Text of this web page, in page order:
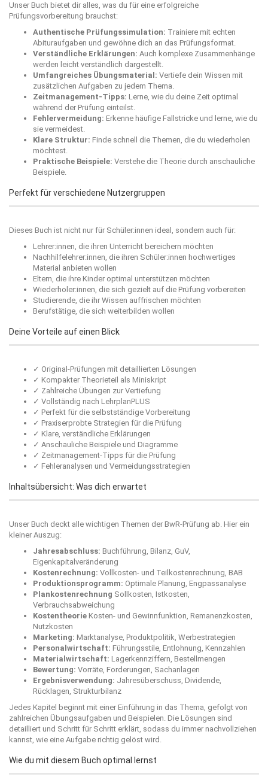
Unser Buch bietet dir alles, was du für eine erfolgreiche
Prüfungsvorbereitung brauchst:
Authentische Prüfungssimulation: Trainiere mit echten
Abituraufgaben und gewöhne dich an das Prüfungsformat.
Verständliche Erklärungen: Auch komplexe Zusammenhänge
werden leicht verständlich dargestellt.
Umfangreiches Übungsmaterial: Vertiefe dein Wissen mit
zusätzlichen Aufgaben zu jedem Thema.
Zeitmanagement-Tipps: Lerne, wie du deine Zeit optimal
während der Prüfung einteilst.
Fehlervermeidung: Erkenne häufige Fallstricke und lerne, wie du
sie vermeidest.
Klare Struktur: Finde schnell die Themen, die du wiederholen
möchtest.
Praktische Beispiele: Verstehe die Theorie durch anschauliche
Beispiele.
Perfekt für verschiedene Nutzergruppen
Dieses Buch ist nicht nur für Schüler:innen ideal, sondern auch für:
Lehrer:innen, die ihren Unterricht bereichern möchten
Nachhilfelehrer:innen, die ihren Schüler:innen hochwertiges
Material anbieten wollen
Eltern, die ihre Kinder optimal unterstützen möchten
Wiederholer:innen, die sich gezielt auf die Prüfung vorbereiten
Studierende, die ihr Wissen auffrischen möchten
Berufstätige, die sich weiterbilden wollen
Deine Vorteile auf einen Blick
✓ Original-Prüfungen mit detaillierten Lösungen
✓ Kompakter Theorieteil als Miniskript
✓ Zahlreiche Übungen zur Vertiefung
✓ Vollständig nach LehrplanPLUS
✓ Perfekt für die selbstständige Vorbereitung
✓ Praxiserprobte Strategien für die Prüfung
✓ Klare, verständliche Erklärungen
✓ Anschauliche Beispiele und Diagramme
✓ Zeitmanagement-Tipps für die Prüfung
✓ Fehleranalysen und Vermeidungsstrategien
Inhaltsübersicht: Was dich erwartet
Unser Buch deckt alle wichtigen Themen der BwR-Prüfung ab. Hier ein
kleiner Auszug:
Jahresabschluss: Buchführung, Bilanz, GuV,
Eigenkapitalveränderung
Kostenrechnung: Vollkosten- und Teilkostenrechnung, BAB
Produktionsprogramm: Optimale Planung, Engpassanalyse
Plankostenrechnung Sollkosten, Istkosten,
Verbrauchsabweichung
Kostentheorie Kosten- und Gewinnfunktion, Remanenzkosten,
Nutzkosten
Marketing: Marktanalyse, Produktpolitik, Werbestrategien
Personalwirtschaft: Führungsstile, Entlohnung, Kennzahlen
Materialwirtschaft: Lagerkennziffern, Bestellmengen
Bewertung: Vorräte, Forderungen, Sachanlagen
Ergebnisverwendung: Jahresüberschuss, Dividende,
Rücklagen, Strukturbilanz
Jedes Kapitel beginnt mit einer Einführung in das Thema, gefolgt von
zahlreichen Übungsaufgaben und Beispielen. Die Lösungen sind
detailliert und Schritt für Schritt erklärt, sodass du immer nachvollziehen
kannst, wie eine Aufgabe richtig gelöst wird.
Wie du mit diesem Buch optimal lernst